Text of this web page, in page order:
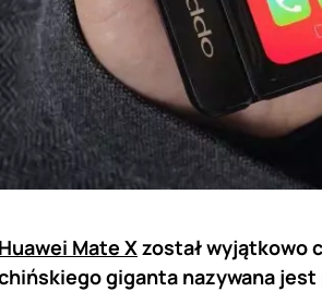
Huawei Mate Xzostał wyjątkowo
giganta nazywana jest